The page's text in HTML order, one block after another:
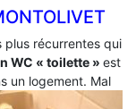
plus récurrentes qui
WC « toilette » est
un logement. Mal